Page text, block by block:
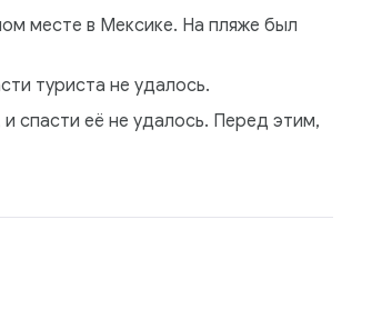
месте в Мексике. На пляже был
туриста не удалось.
спасти её не удалось. Перед этим,